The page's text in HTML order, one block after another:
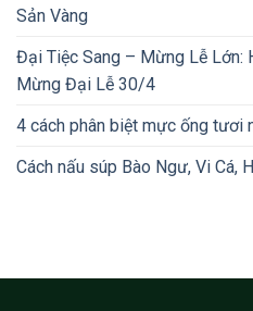
Sản Vàng
Đại Tiệc Sang – Mừng Lễ Lớn:
Mừng Đại Lễ 30/4
4 cách phân biệt mực ống tươi
Cách nấu súp Bào Ngư, Vi Cá,